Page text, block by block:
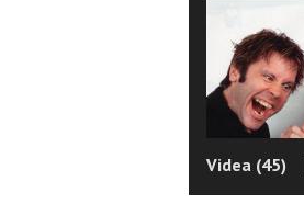
Videa (45)